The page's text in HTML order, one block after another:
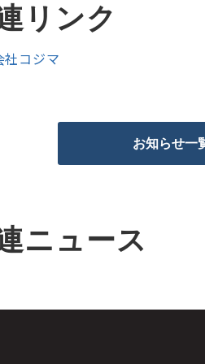
リンク
社コジマ
お知らせ一
ニュース